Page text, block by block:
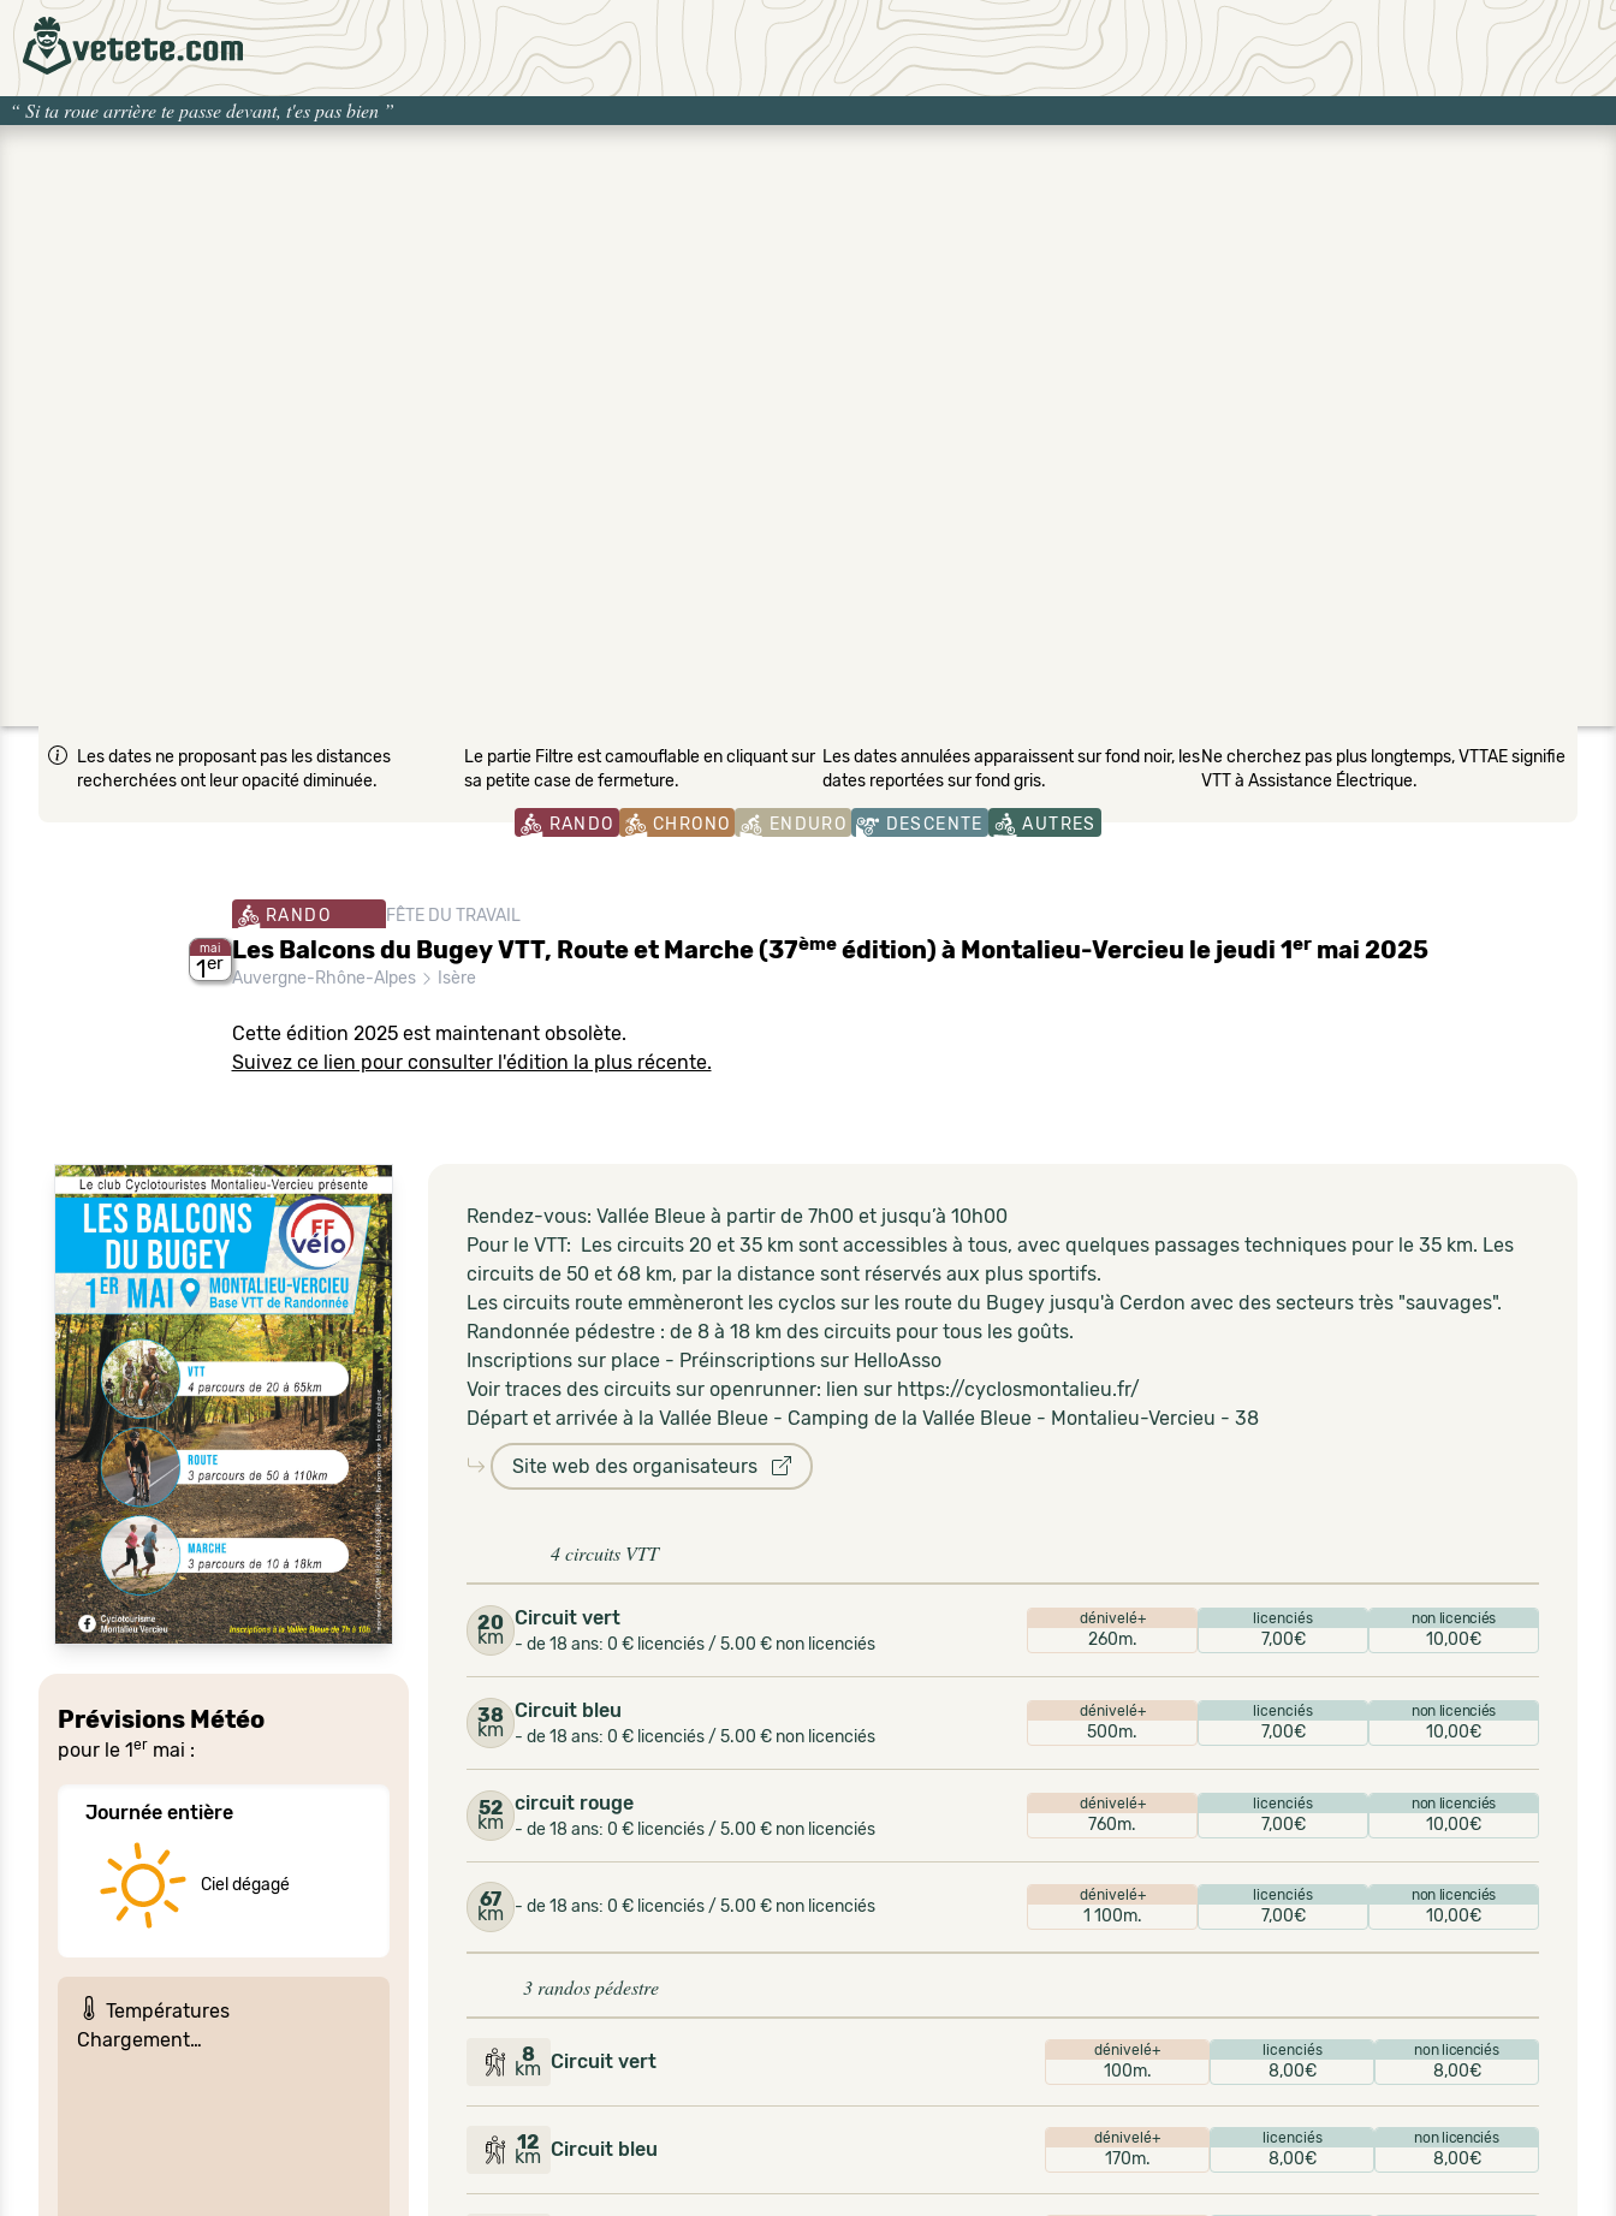
“ Si ta roue arrière te passe devant, t'es pas bien ”
Les dates ne proposant pas les distances
recherchées ont leur opacité diminuée.
Le partie Filtre est camouflable en cliquant sur
sa petite case de fermeture.
Les dates annulées apparaissent sur fond noir, les
dates reportées sur fond gris.
Ne cherchez pas plus longtemps, VTTAE signifie
VTT à Assistance Électrique.
RANDO CHRONO ENDURO DESCENTE AUTRES
mai
1er
RANDO FÊTE DU TRAVAIL
Les Balcons du Bugey VTT, Route et Marche (37èmeédition) à Montalieu-Vercieu le jeudi 1ermai 2025
Auvergne-Rhône-Alpes Isère
Cette édition 2025 est maintenant obsolète.
Suivez ce lien pour consulter l'édition la plus récente.
Prévisions Météo
pour le 1er mai :
Journée entière
Ciel dégagé
Températures
Chargement…
Rendez-vous: Vallée Bleue à partir de 7h00 et jusqu’à 10h00
Pour le VTT: Les circuits 20 et 35 km sont accessibles à tous, avec quelques passages techniques pour le 35 km. Les
circuits de 50 et 68 km, par la distance sont réservés aux plus sportifs.
Les circuits route emmèneront les cyclos sur les route du Bugey jusqu'à Cerdon avec des secteurs très "sauvages".
Randonnée pédestre : de 8 à 18 km des circuits pour tous les goûts.
Inscriptions sur place - Préinscriptions sur HelloAsso
Voir traces des circuits sur openrunner: lien sur https://cyclosmontalieu.fr/
Départ et arrivée à la Vallée Bleue - Camping de la Vallée Bleue - Montalieu-Vercieu - 38
Site web des organisateurs
4 circuits VTT
20
km
Circuit vert
- de 18 ans: 0 € licenciés / 5.00 € non licenciés
dénivelé+
260m.
licenciés
7,00€
non licenciés
10,00€
38
km
Circuit bleu
- de 18 ans: 0 € licenciés / 5.00 € non licenciés
dénivelé+
500m.
licenciés
7,00€
non licenciés
10,00€
52
km
circuit rouge
- de 18 ans: 0 € licenciés / 5.00 € non licenciés
dénivelé+
760m.
licenciés
7,00€
non licenciés
10,00€
67
km - de 18 ans: 0 € licenciés / 5.00 € non licenciés
dénivelé+
1 100m.
licenciés
7,00€
non licenciés
10,00€
3 randos pédestre
8
km Circuit vert dénivelé+
100m.
licenciés
8,00€
non licenciés
8,00€
12
km Circuit bleu dénivelé+
170m.
licenciés
8,00€
non licenciés
8,00€